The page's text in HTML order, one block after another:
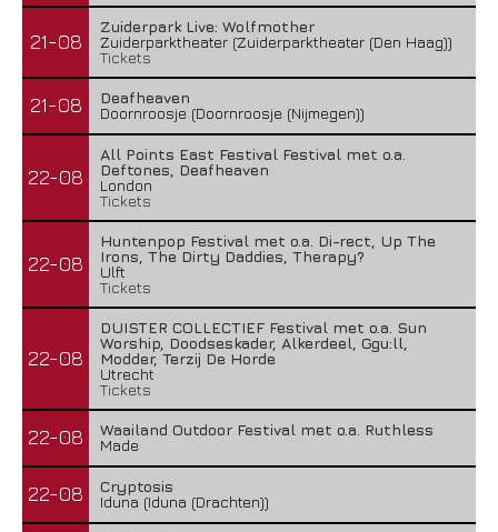
21-08
Zuiderpark Live: Wolfmother
Zuiderparktheater (Zuiderparktheater (Den Haag))
Tickets
21-08
Deafheaven
Doornroosje (Doornroosje (Nijmegen))
22-08
All Points East Festival Festival met o.a.
Deftones, Deafheaven
London
Tickets
22-08
Huntenpop Festival met o.a. Di-rect, Up The
Irons, The Dirty Daddies, Therapy?
Ulft
Tickets
22-08
DUISTER COLLECTIEF Festival met o.a. Sun
Worship, Doodseskader, Alkerdeel, Ggu:ll,
Modder, Terzij De Horde
Utrecht
Tickets
22-08
Waailand Outdoor Festival met o.a. Ruthless
Made
22-08
Cryptosis
Iduna (Iduna (Drachten))